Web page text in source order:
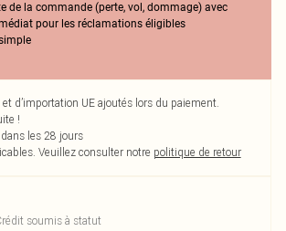
de la commande (perte, vol, dommage) avec
pour les réclamations éligibles
d’importation UE ajoutés lors du paiement.
!
les 28 jours
Veuillez consulter notre politique de retour
soumis à statut